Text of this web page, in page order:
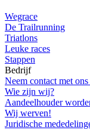
Wegrace
De Trailrunning
Triatlons
Leuke races
Stappen
Bedrijf
Neem contact met
Wie zijn wij?
Aandeelhouder
Wij werven!
Juridische